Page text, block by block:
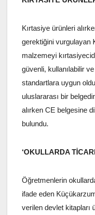
Kırtasiye ürünleri
gerektiğini vurgulayan
malzemeyi
güvenli, kullanılabilir
standartlara uygun
uluslararası bir
alırken CE belgesine
bulundu.
‘OKULLARDA
Öğretmenlerin
ifade eden
verilen devlet kitapları